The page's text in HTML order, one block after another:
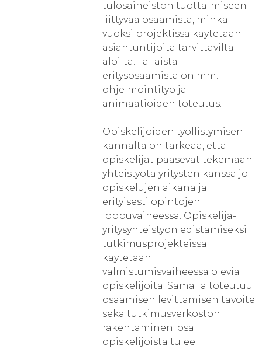
tulosaineiston tuotta-miseen
liittyvää osaamista, minkä
vuoksi projektissa käytetään
asiantuntijoita tarvittavilta
aloilta. Tällaista
eritysosaamista on mm.
ohjelmointityö ja
animaatioiden toteutus.
Opiskelijoiden työllistymisen
kannalta on tärkeää, että
opiskelijat pääsevät tekemään
yhteistyötä yritysten kanssa jo
opiskelujen aikana ja
erityisesti opintojen
loppuvaiheessa. Opiskelija-
yritysyhteistyön edistämiseksi
tutkimusprojekteissa
käytetään
valmistumisvaiheessa olevia
opiskelijoita. Samalla toteutuu
osaamisen levittämisen tavoite
sekä tutkimusverkoston
rakentaminen: osa
opiskelijoista tulee